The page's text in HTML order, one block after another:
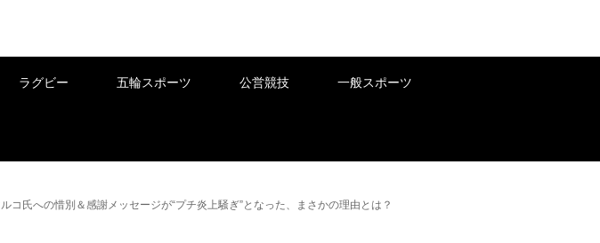
ラグビー 五輪スポーツ 公営競技 一般スポーツ
氏への惜別＆感謝メッセージが“プチ炎上騒ぎ”となった、まさかの理由とは？